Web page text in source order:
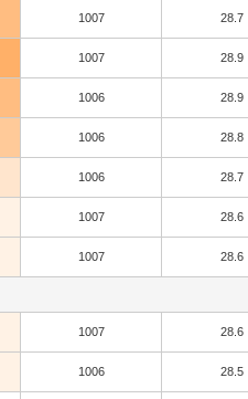
1007 28.7
1007 28.9
1006 28.9
1006 28.8
1006 28.7
1007 28.6
1007 28.6
1007 28.6
1006 28.5